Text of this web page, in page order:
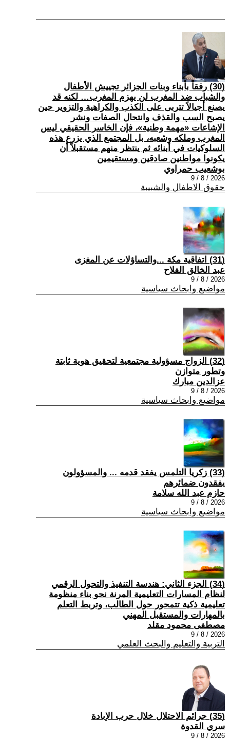
(30) رفقاً بأبناء وبنات الجزائر تجييش الأطفال
والشباب ضد المغرب لن يهزم المغرب… لكنه قد
يصنع أجيالاً تتربى على الكذب والكراهية والتزوير حين
يصبح السب والقذف وانتحال الصفات ونشر
الإشاعات «مهمة وطنية»، فإن الخاسر الحقيقي ليس
المغرب وملكه وشعبه، بل المجتمع الذي يزرع هذه
السلوكيات في أبنائه ثم ينتظر منهم مستقبلاً أن
يكونوا مواطنين صادقين ومستقيمين
بوشعيب حمراوي
2026 / 8 / 9
حقوق الاطفال والشبيبة
(31) اتفاقية مكة ...والتساؤلات عن المغزى
عبد الخالق الفلاح
2026 / 8 / 9
مواضيع وابحاث سياسية
(32) الزواج مسؤولية مجتمعية لتحقيق هوية ثابتة
وتطور متوازن
عزالدين مبارك
2026 / 8 / 9
مواضيع وابحاث سياسية
(33) زكريا التلمس يفقد قدمه ... والمسؤولون
يفقدون ضمائرهم
حازم عبد الله سلامة
2026 / 8 / 9
مواضيع وابحاث سياسية
(34) الجزء الثاني: هندسة التنفيذ والتحول الرقمي
لنظام المسارات التعليمية المرنة نحو بناء منظومة
تعليمية ذكية تتمحور حول الطالب، وتربط التعلم
بالمهارات والمستقبل المهني
مصطفى محمود مقلد
2026 / 8 / 9
التربية والتعليم والبحث العلمي
(35) جرائم الاحتلال خلال حرب الإبادة
سري القدوة
2026 / 8 / 9